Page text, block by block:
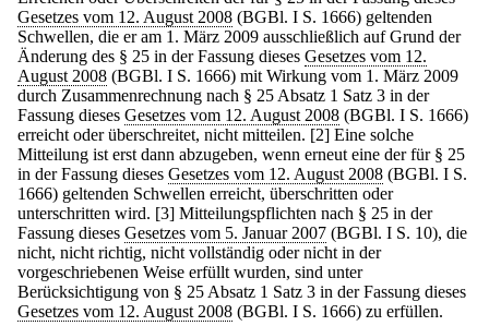
Gesetzes vom 12. August 2008 (BGBl. I S. 1666) geltenden
Schwellen, die er am 1. März 2009 ausschließlich auf Grund der
Änderung des § 25 in der Fassung dieses Gesetzes vom 12.
August 2008 (BGBl. I S. 1666) mit Wirkung vom 1. März 2009
durch Zusammenrechnung nach § 25 Absatz 1 Satz 3 in der
Fassung dieses Gesetzes vom 12. August 2008 (BGBl. I S. 1666)
erreicht oder überschreitet, nicht mitteilen. [2] Eine solche
Mitteilung ist erst dann abzugeben, wenn erneut eine der für § 25
in der Fassung dieses Gesetzes vom 12. August 2008 (BGBl. I S.
1666) geltenden Schwellen erreicht, überschritten oder
unterschritten wird. [3] Mitteilungspflichten nach § 25 in der
Fassung dieses Gesetzes vom 5. Januar 2007 (BGBl. I S. 10), die
nicht, nicht richtig, nicht vollständig oder nicht in der
vorgeschriebenen Weise erfüllt wurden, sind unter
Berücksichtigung von § 25 Absatz 1 Satz 3 in der Fassung dieses
Gesetzes vom 12. August 2008 (BGBl. I S. 1666) zu erfüllen.